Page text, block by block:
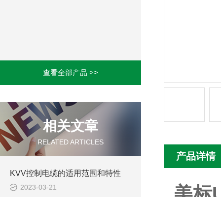
查看全部产品 >>
相关文章
RELATED ARTICLES
KVV控制电缆的适用范围和特性
2023-03-21
产品详情